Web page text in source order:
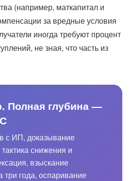
(например, маткапитал и
за вредные условия
иногда требуют процент
не зная, что часть из
Полная глубина —
с ИП, доказывание
снижения и
взыскание
три года, оспаривание